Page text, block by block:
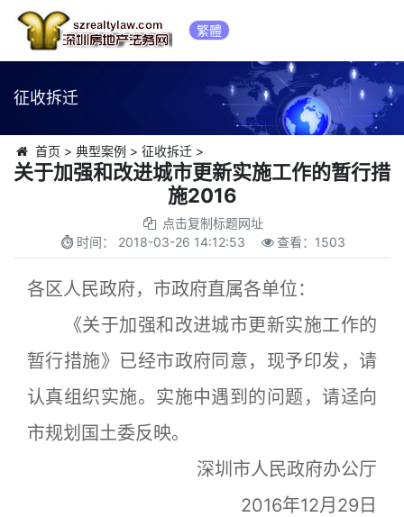
繁體
征收拆迁
首页 > 典型案例 > 征收拆迁>
关于加强和改进城市更新实施工作的暂行措
施2016
点击复制标题网址
时间： 2018-03-26 14:12:53 查看： 1503
各区人民政府，市政府直属各单位：
《关于加强和改进城市更新实施工作的
暂行措施》已经市政府同意，现予印发，请
认真组织实施。实施中遇到的问题，请迳向
市规划国土委反映。
深圳市人民政府办公厅
2016年12月29日